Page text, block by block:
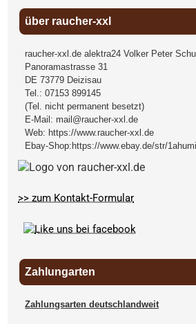
über raucher-xxl
raucher-xxl.de alektra24 Volker Peter
Panoramastrasse 31
DE 73779 Deizisau
Tel.:07153 899145
(Tel. nicht permanent besetzt)
E-Mail: mail@raucher-xxl.de
Web: https://www.raucher-xxl.de
Ebay-Shop: https://www.ebay.de/str/
>> zum Kontakt-Formular
Zahlungarten
Zahlungsarten deutschlandweit